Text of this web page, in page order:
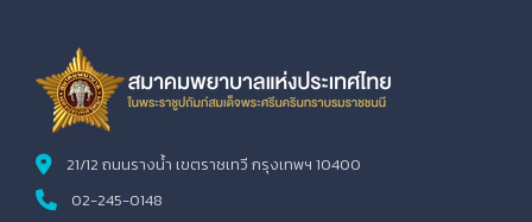
21/12 ถนนรางน้ำ เขตราชเทวี กรุงเทพฯ 10400
02-245-0148